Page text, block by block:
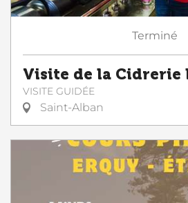
Terminé
Visite de la Cidrerie
VISITE GUIDÉE
Saint-Alban